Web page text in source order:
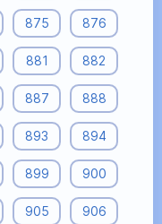
875 876
881 882
887 888
893 894
899 900
905 906